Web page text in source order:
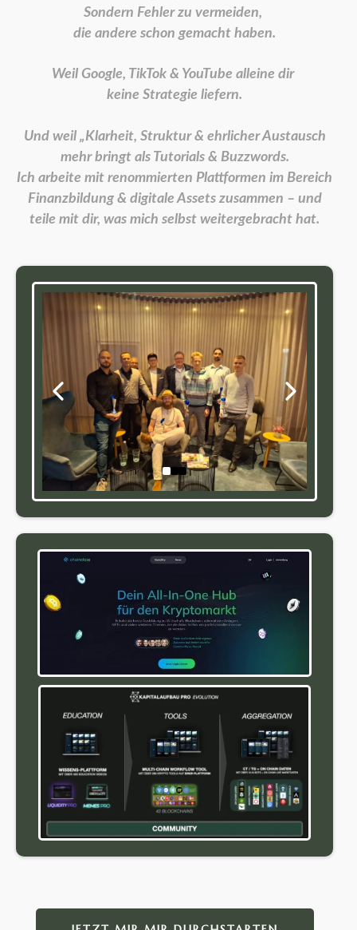
Sondern Fehler zu vermeiden,
die andere schon gemacht haben.
Weil Google, TikTok & YouTube alleine dir
keine Strategie liefern.
Und weil „Klarheit, Struktur & ehrlicher Austausch
mehr bringt als Tutorials & Buzzwords.
Ich arbeite mit renommierten Plattformen im Bereich
Finanzbildung & digitale Assets zusammen – und
teile mit dir, was mich selbst weitergebracht hat.